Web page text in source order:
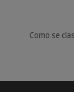
Como se